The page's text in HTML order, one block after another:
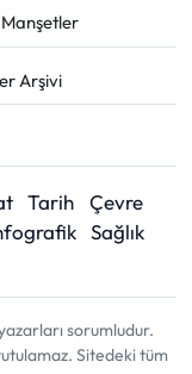
Arşivi
Tarih
Çevre
Sağlık
sorumludur.
Sitedeki tüm